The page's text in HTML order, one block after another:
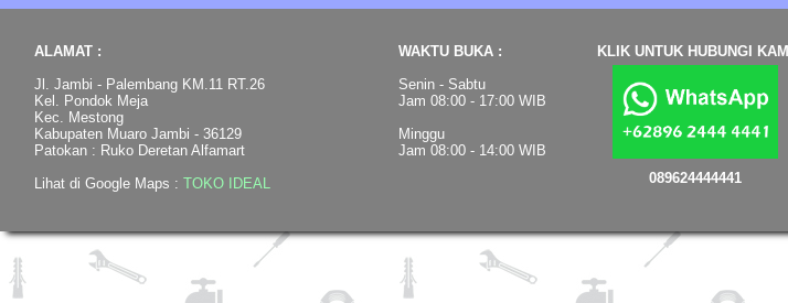
ALAMAT :
Jl. Jambi - Palembang KM.11 RT.26
Kel. Pondok Meja
Kec. Mestong
Kabupaten Muaro Jambi - 36129
Patokan : Ruko Deretan Alfamart
Lihat di Google Maps : TOKO IDEAL
WAKTU BUKA :
Senin - Sabtu
Jam 08:00 - 17:00 WIB
Minggu
Jam 08:00 - 14:00 WIB
KLIK UNTUK HUBUNGI KAMI
089624444441